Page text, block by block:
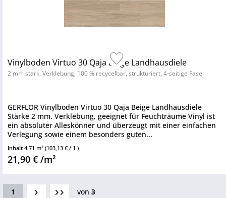
Vinylboden Virtuo 30 Qaja Beige Landhausdiele
2 mm stark, Verklebung, 100 % recycelbar, strukturiert, 4-seitige Fase
GERFLOR Vinylboden Virtuo 30 Qaja Beige Landhausdiele
Stärke 2 mm, Verklebung, geeignet für Feuchträume Vinyl ist
ein absoluter Alleskönner und überzeugt mit einer einfachen
Verlegung sowie einem besonders guten...
Inhalt 4.71 m² (103,13 € / 1 )
21,90 € /m²
1 von 3